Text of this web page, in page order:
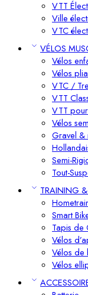
VTT
Ville
VTC
VÉLOS
Vélos
Vélos
VTC /
VTT
VTT
Vélos
Gravel &
Semi-
Tout-
TRAINING
Smart
Tapis de
Vélos
Vélos de
Vélos